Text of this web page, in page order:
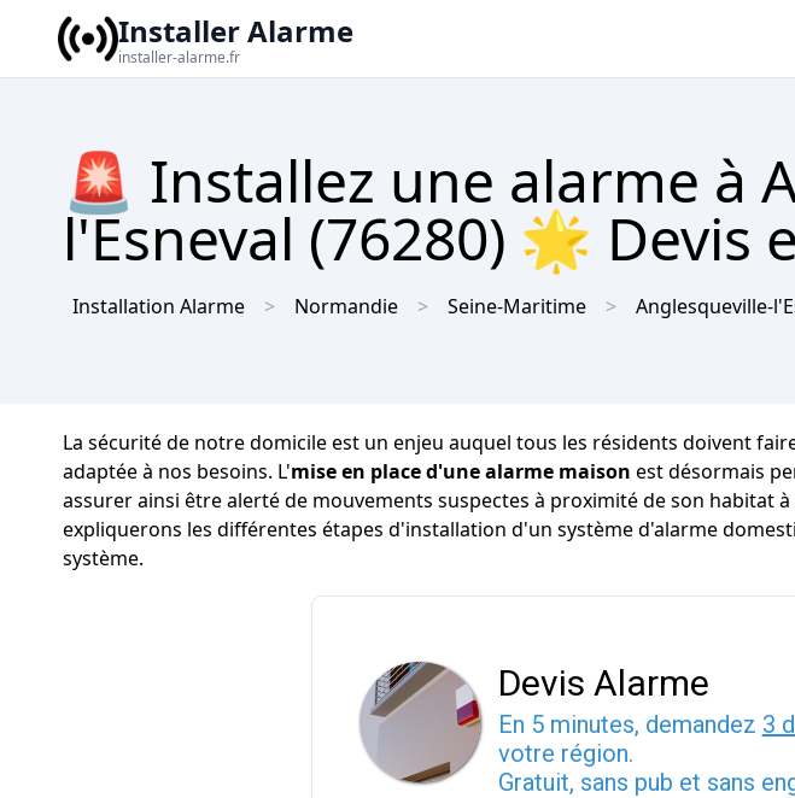
Installer Alarme
installer-alarme.fr
🚨 Installez une alarme à
l'Esneval (76280) 🌟 Devis
Installation Alarme Normandie Seine-Maritime Anglesqueville-
La sécurité de notre domicile est un enjeu auquel tous les résidents doivent
adaptée à nos besoins. L'mise en place d'une alarme maison est désormais
assurer ainsi être alerté de mouvements suspectes à proximité de son habitat
expliquerons les différentes étapes d'installation d'un système d'alarme
système.
Devis Alarme
En 5 minutes, demandez 3
votre région.
Gratuit, sans pub et sans